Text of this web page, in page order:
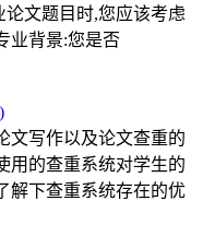
文题目时,您应该考虑
业背景:您是否
文写作以及论文查重的
用的查重系统对学生的
解下查重系统存在的优